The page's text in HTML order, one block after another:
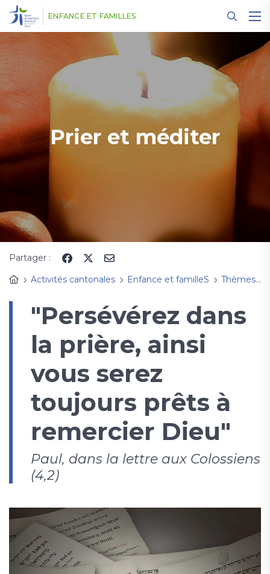
ENFANCE ET FAMILLES
Prier et méditer
Partager :
Activités cantonales
Enfance et familleS Thèmes, fêtes à découvrir
"Persévérez dans
la prière, ainsi
vous serez
toujours prêts à
remercier Dieu"
Paul, dans la lettre aux Colossiens
(4,2)
Panneau de gestion des cookies